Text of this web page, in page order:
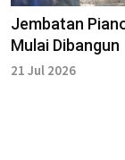
Jembatan
Mulai Dibangun
21 Jul 2026